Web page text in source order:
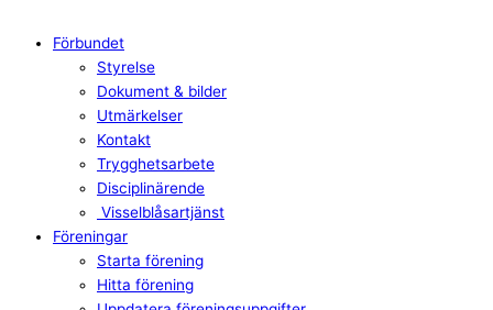
Förbundet
Styrelse
Dokument & bilder
Utmärkelser
Kontakt
Trygghetsarbete
Disciplinärende
Visselblåsartjänst
Föreningar
Starta förening
Hitta förening